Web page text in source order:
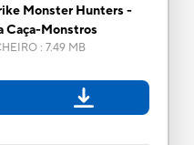
Monster Hunters -
Caça-Monstros
: 7.49 MB